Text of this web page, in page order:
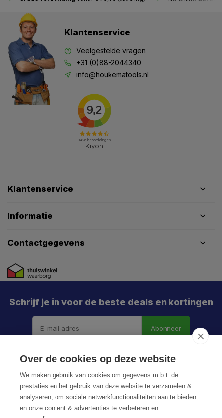
Klantenservice
Veelgestelde vragen
+31 (0)88-2044340
info@houkematools.nl
Klantenservice
Informatie
Contactgegevens
Schrijf je in voor de beste deals en kortingen
Abonneer
Over de cookies op deze website
We maken gebruik van cookies om gegevens m.b.t. de
prestaties en het gebruik van deze website te verzamelen &
analyseren, om sociale netwerkfunctionaliteiten aan te bieden
en onze content & advertenties te verbeteren en